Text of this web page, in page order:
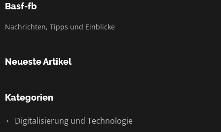
Basf-fb
Nachrichten, Tipps und Einblicke
Neueste Artikel
Kategorien
Digitalisierung und Technologie